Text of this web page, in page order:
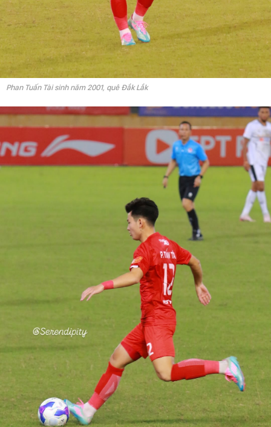
Phan Tuấn Tài sinh năm 2001, quê Đắk Lắk